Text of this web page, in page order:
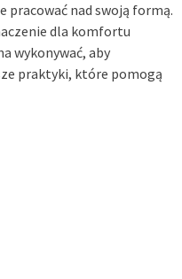
pracować nad swoją formą.
dla komfortu
wykonywać, aby
praktyki, które pomogą